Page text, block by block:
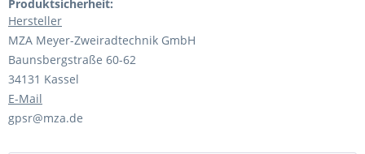
Produktsicherheit:
Hersteller
MZA Meyer-Zweiradtechnik GmbH
Baunsbergstraße 60-62
34131 Kassel
E-Mail
gpsr@mza.de